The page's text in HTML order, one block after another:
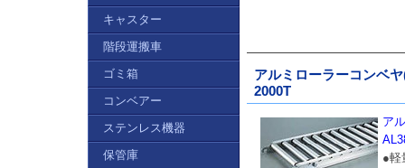
アルミローラーコンベ
2000T
ア
●軽
キャスター
階段運搬車
ゴミ箱
コンベアー
ステンレス機器
保管庫